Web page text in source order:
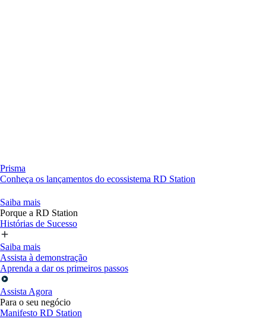
Prisma
Conheça os lançamentos do ecossistema RD Station
Saiba mais
Porque a RD Station
Histórias de Sucesso
Saiba mais
Assista à demonstração
Aprenda a dar os primeiros passos
Assista Agora
Para o seu negócio
Manifesto RD Station